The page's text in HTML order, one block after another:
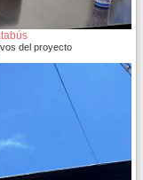
del proyecto